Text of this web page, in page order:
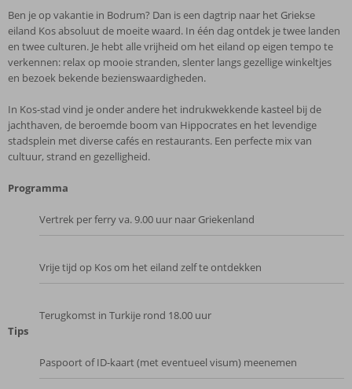
Ben je op vakantie in Bodrum? Dan is een dagtrip naar het Griekse
eiland Kos absoluut de moeite waard. In één dag ontdek je twee landen
en twee culturen. Je hebt alle vrijheid om het eiland op eigen tempo te
verkennen: relax op mooie stranden, slenter langs gezellige winkeltjes
en bezoek bekende bezienswaardigheden.
In Kos-stad vind je onder andere het indrukwekkende kasteel bij de
jachthaven, de beroemde boom van Hippocrates en het levendige
stadsplein met diverse cafés en restaurants. Een perfecte mix van
cultuur, strand en gezelligheid.
Programma
Vertrek per ferry va. 9.00 uur naar Griekenland
Vrije tijd op Kos om het eiland zelf te ontdekken
Terugkomst in Turkije rond 18.00 uur
Tips
Paspoort of ID-kaart (met eventueel visum) meenemen